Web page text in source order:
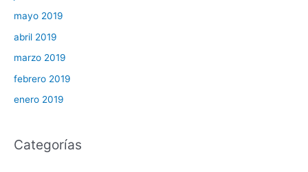
mayo 2019
abril 2019
marzo 2019
febrero 2019
enero 2019
Categorías